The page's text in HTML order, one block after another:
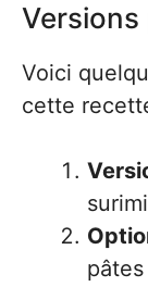
Versions
Voici
cette